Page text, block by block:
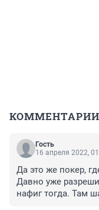
КОММЕНТАРИИ
Гость
16 апреля 2022,
Да это же покер,
Давно уже
нафиг тогда. Там